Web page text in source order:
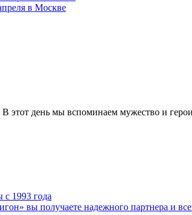
в Москве
В этот день мы вспоминаем мужество и
1993 года
вы получаете надежного партнера и